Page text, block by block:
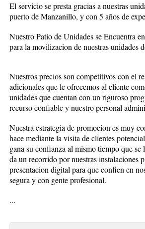
El servicio se presta gracias a nuestras
puerto de Manzanillo, y con 5 años de
Nuestro Patio de Unidades se Encuentra
para la movilizacion de nuestras unidades
Nuestros precios son competitivos con el
adicionales que le ofrecemos al cliente
unidades que cuentan con un riguroso
recurso confiable y nuestro personal
Nuestra estrategia de promocion es muy
hace mediante la visita de clientes
gana su confianza al mismo tiempo que se
da un recorrido por nuestras instalaciones
presentacion digital para que confien en
segura y con gente profesional.
...